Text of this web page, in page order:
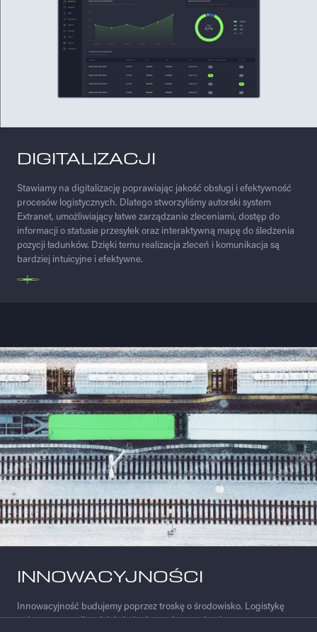
DIGITALIZACJI
Stawiamy na digitalizację poprawiając jakość obsługi i efektywność
procesów logistycznych. Dlatego stworzyliśmy autorski system
Extranet, umożliwiający łatwe zarządzanie zleceniami, dostęp do
informacji o statusie przesyłek oraz interaktywną mapę do śledzenia
pozycji ładunków. Dzięki temu realizacja zleceń i komunikacja są
bardziej intuicyjne i efektywne.
INNOWACYJNOŚCI
Innowacyjność budujemy poprzez troskę o środowisko. Logistykę
opieramy na najbardziej ekologicznych sposobach transportu